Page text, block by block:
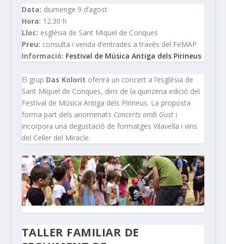
Data: diumenge 9 d’agost
Hora: 12.30 h
Lloc: església de Sant Miquel de Conques
Preu: consulta i venda d’entrades a través del FeMAP
Informació: Festival de Música Antiga dels Pirineus
El grup Das Kolorit oferirà un concert a l’església de
Sant Miquel de Conques, dins de la quinzena edició del
Festival de Música Antiga dels Pirineus. La proposta
forma part dels anomenats Concerts amb Gusti
incorpora una degustació de formatges Vilavella i vins
del Celler del Miracle.
TALLER FAMILIAR DE